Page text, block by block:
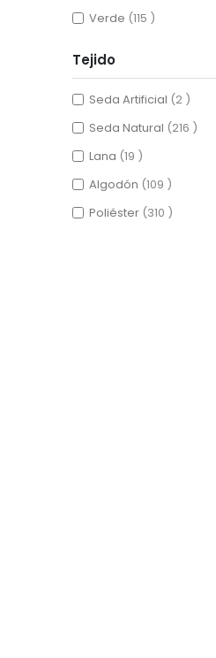
Verde 115 items
Tejido
Seda Artificial 2 items
Seda Natural 216 items
Lana 19 items
Algodón 109 items
Poliéster 310 items